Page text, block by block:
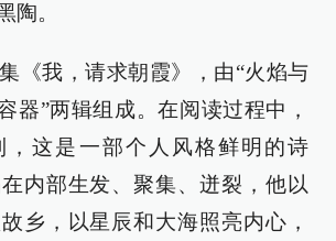
陶。
《我，请求朝霞》，由“火焰与
器”两辑组成。在阅读过程中，
，这是一部个人风格鲜明的诗
内部生发、聚集、迸裂，他以
乡，以星辰和大海照亮内心，